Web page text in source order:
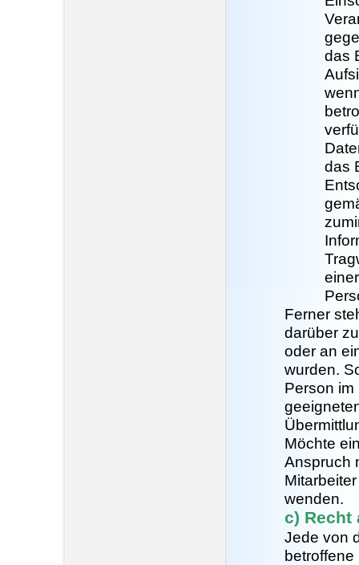
das
das
Ferner
darüber
oder an
wurden.
Person
Möchte
Anspruch
wenden.
c) Recht
Jede von